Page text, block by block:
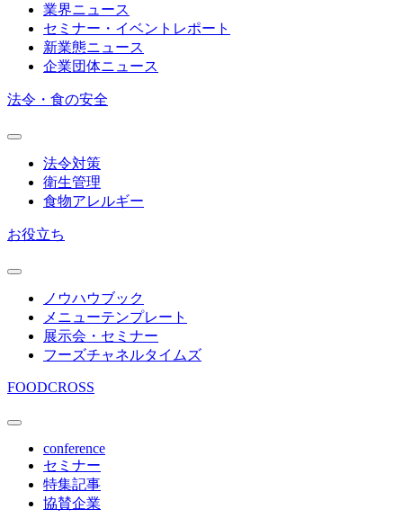
業界ニュース
セミナー・イベントレポート
新業態ニュース
企業団体ニュース
法令・食の安全
法令対策
衛生管理
食物アレルギー
お役立ち
ノウハウブック
メニューテンプレート
展示会・セミナー
フーズチャネルタイムズ
FOODCROSS
conference
セミナー
特集記事
協賛企業